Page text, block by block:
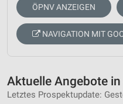
ÖPNV ANZEIGEN
NAVIGATION MIT
Aktuelle Angebote
Letztes Prospektupdate: